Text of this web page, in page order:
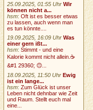
25.09.2025, 01:55 Uhr Wir
können nicht a...
hsm:Oft ist es besser etwas
zu lassen, auch wenn man
es tun könnte....
19.09.2025, 16:09 Uhr Was
einer gern ißt...
hsm:Stimmt - und eine
Kalorie kommt nicht allein.☕
&#1 29360; 🙃...
18.09.2025, 11:50 Uhr Ewig
ist ein lange...
hsm:Zum Glück ist unser
Leben nicht dehnbar wie Zeit
und Raum. Stellt euch mal
eine...